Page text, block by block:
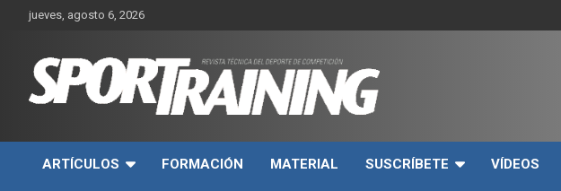
jueves, agosto 6, 2026
Revista técnica del
rendimiento, nutrición y entrenamiento.
ARTÍCULOS
FORMACIÓN MATERIAL SUSCRÍBETE VÍDEOS